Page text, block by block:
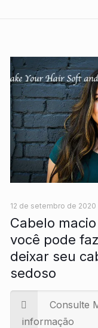
12 de setembro de 2020
Cabelo
você pode
deixar seu
sedoso
Consulte
informação